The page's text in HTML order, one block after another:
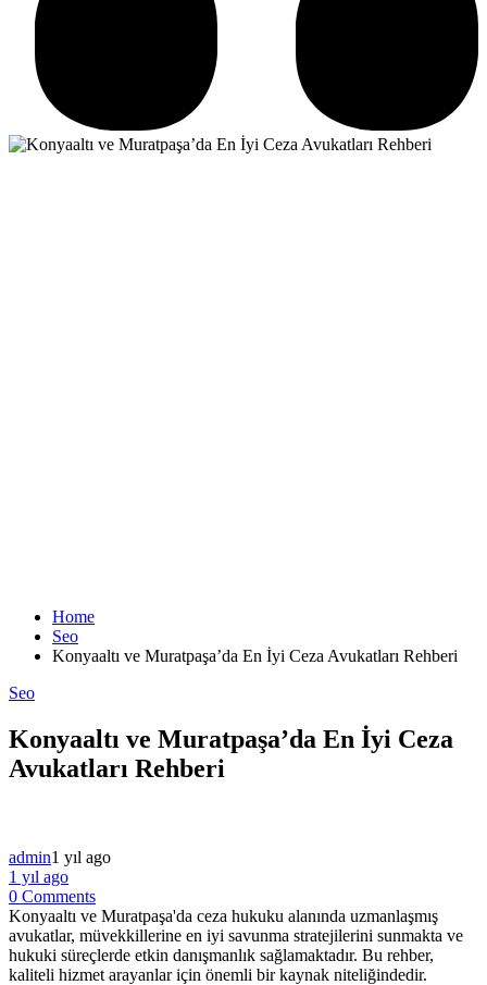
Home
Seo
Konyaaltı ve Muratpaşa’da En İyi Ceza Avukatları Rehberi
Seo
Konyaaltı ve Muratpaşa’da En İyi Ceza
Avukatları Rehberi
admin1 yıl ago
1 yıl ago
0 Comments
Konyaaltı ve Muratpaşa'da ceza hukuku alanında uzmanlaşmış
avukatlar, müvekkillerine en iyi savunma stratejilerini sunmakta ve
hukuki süreçlerde etkin danışmanlık sağlamaktadır. Bu rehber,
kaliteli hizmet arayanlar için önemli bir kaynak niteliğindedir.